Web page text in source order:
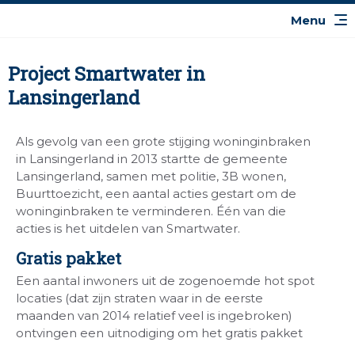
Project Smartwater in
Lansingerland
Als gevolg van een grote stijging woninginbraken
in Lansingerland in 2013 startte de gemeente
Lansingerland, samen met politie, 3B wonen,
Buurttoezicht, een aantal acties gestart om de
woninginbraken te verminderen. Één van die
acties is het uitdelen van Smartwater.
Gratis pakket
Een aantal inwoners uit de zogenoemde hot spot
locaties (dat zijn straten waar in de eerste
maanden van 2014 relatief veel is ingebroken)
ontvingen een uitnodiging om het gratis pakket